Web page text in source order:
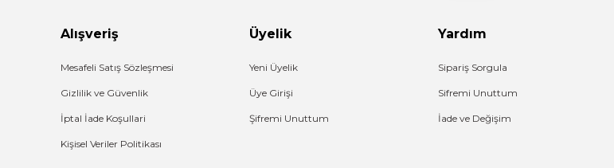
Alışveriş
Mesafeli Satış Sözleşmesi
Gizlilik ve Güvenlik
İptal İade Koşullari
Kişisel Veriler Politikası
Üyelik
Yeni Üyelik
Üye Girişi
Şifremi Unuttum
Yardım
Sipariş Sorgula
Sifremi Unuttum
İade ve Değişim